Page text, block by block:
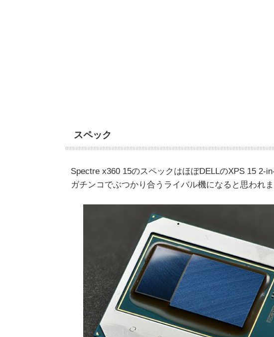
スペック
Spectre x360 15のスペックはほぼDELLのXPS 15 2-
ガチンコでぶつかり合うライバル機になると思われま